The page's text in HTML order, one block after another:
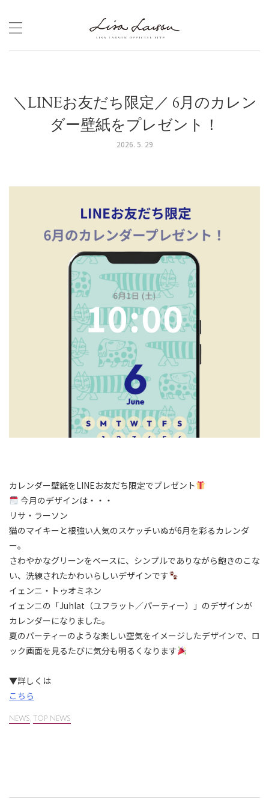
content
＼LINEお友だち限定／ 6月のカレン
ダー壁紙をプレゼント！
2026. 5. 29
カレンダー壁紙をLINEお友だち限定でプレゼント
今月のデザインは・・・
リサ・ラーソン
猫のマイキーと根強い人気のスケッチいぬが6月を彩るカレンダ
ー。
さわやかなグリーンをベースに、シンプルでありながら飽きのこな
い、洗練されたかわいらしいデザインです
イェンニ・トゥオミネン
イェンニの「Juhlat（ユフラット／パーティー）」のデザインが
カレンダーになりました。
夏のパーティーのような楽しい空気をイメージしたデザインで、ロ
ック画面を見るたびに気分も明るくなります
▼詳しくは
こちら
NEWS TOP NEWS